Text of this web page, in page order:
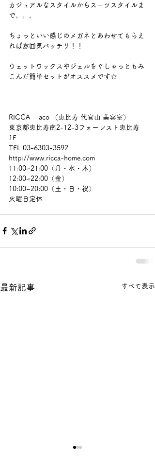
カジュアルなスタイルからスーツスタイルま
で。。。
ちょっといい感じのメガネとあわせてもらえ
れば雰囲気バッチリ！！
ウェットワックスやジェルをぐしゃっともみ
こんだ簡単セットがオススメです☆
RICCA 　aco （恵比寿 代官山 美容室）
東京都恵比寿南2-12-3フォーレスト恵比寿
1F
TEL 03-6303-3592
http://www.ricca-home.com
11:00~21:00（月・水・木）
12:00~22:00（金）
10:00~20:00（土・日・祝）
火曜日定休
最新記事 すべて表示